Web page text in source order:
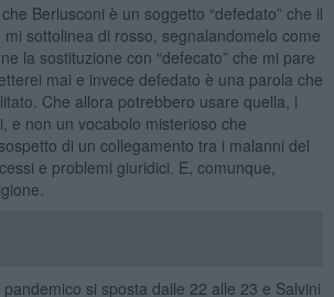
Berlusconi è un soggetto “defedato” che il
sottolinea di rosso, segnalandomelo come
la sostituzione con “defecato” che mi pare
mai e invece defedato è una parola che
Che allora potrebbero usare quella, i
e non un vocabolo misterioso che
di un collegamento tra i malanni del
e problemi giuridici. E, comunque,
pandemico si sposta dalle 22 alle 23 e Salvini